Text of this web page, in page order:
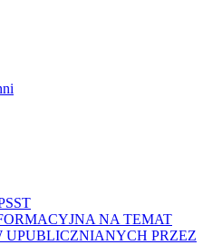
NA TEMAT
UPUBLICZNIANYCH PRZEZ